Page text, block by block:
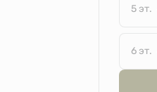
5 эт.
6 эт.